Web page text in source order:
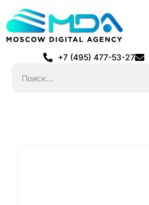
+7 (495) 477-53-27